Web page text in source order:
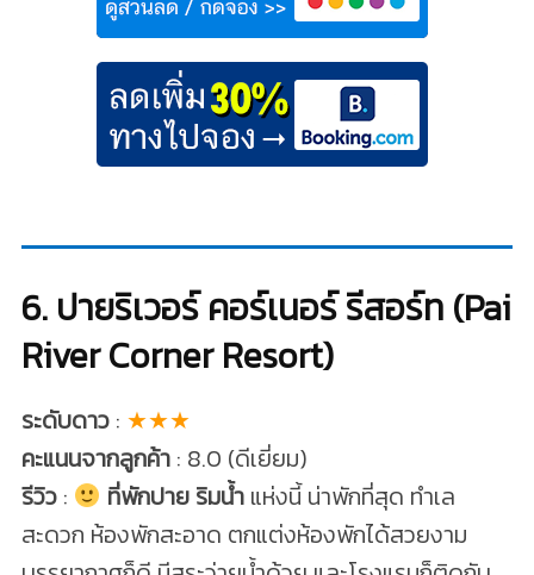
6. ปายริเวอร์ คอร์เนอร์ รีสอร์ท (Pai
River Corner Resort)
ระดับดาว: ★★★
คะแนนจากลูกค้า : 8.0 (ดีเยี่ยม)
รีวิว: ที่พักปาย ริมน้ำแห่งนี้ น่าพักที่สุด ทำเล
สะดวก ห้องพักสะอาด ตกแต่งห้องพักได้สวยงาม